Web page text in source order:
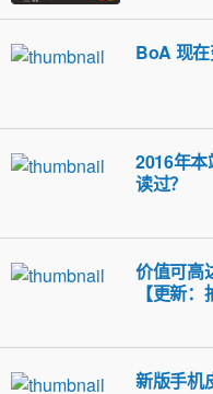
BoA 现在
2016年
读过？
价值可高
【更新
新版手机